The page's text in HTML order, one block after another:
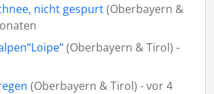
nicht gespurt(Oberbayern &
(Oberbayern & Tirol) -
(Oberbayern & Tirol) - vor 4